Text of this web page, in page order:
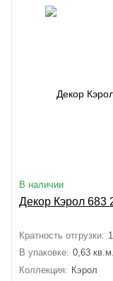
В наличии
Декор Кэрол 683
Кратность отгрузки:
В упаковке: 0,63
Коллекция: Кэрол